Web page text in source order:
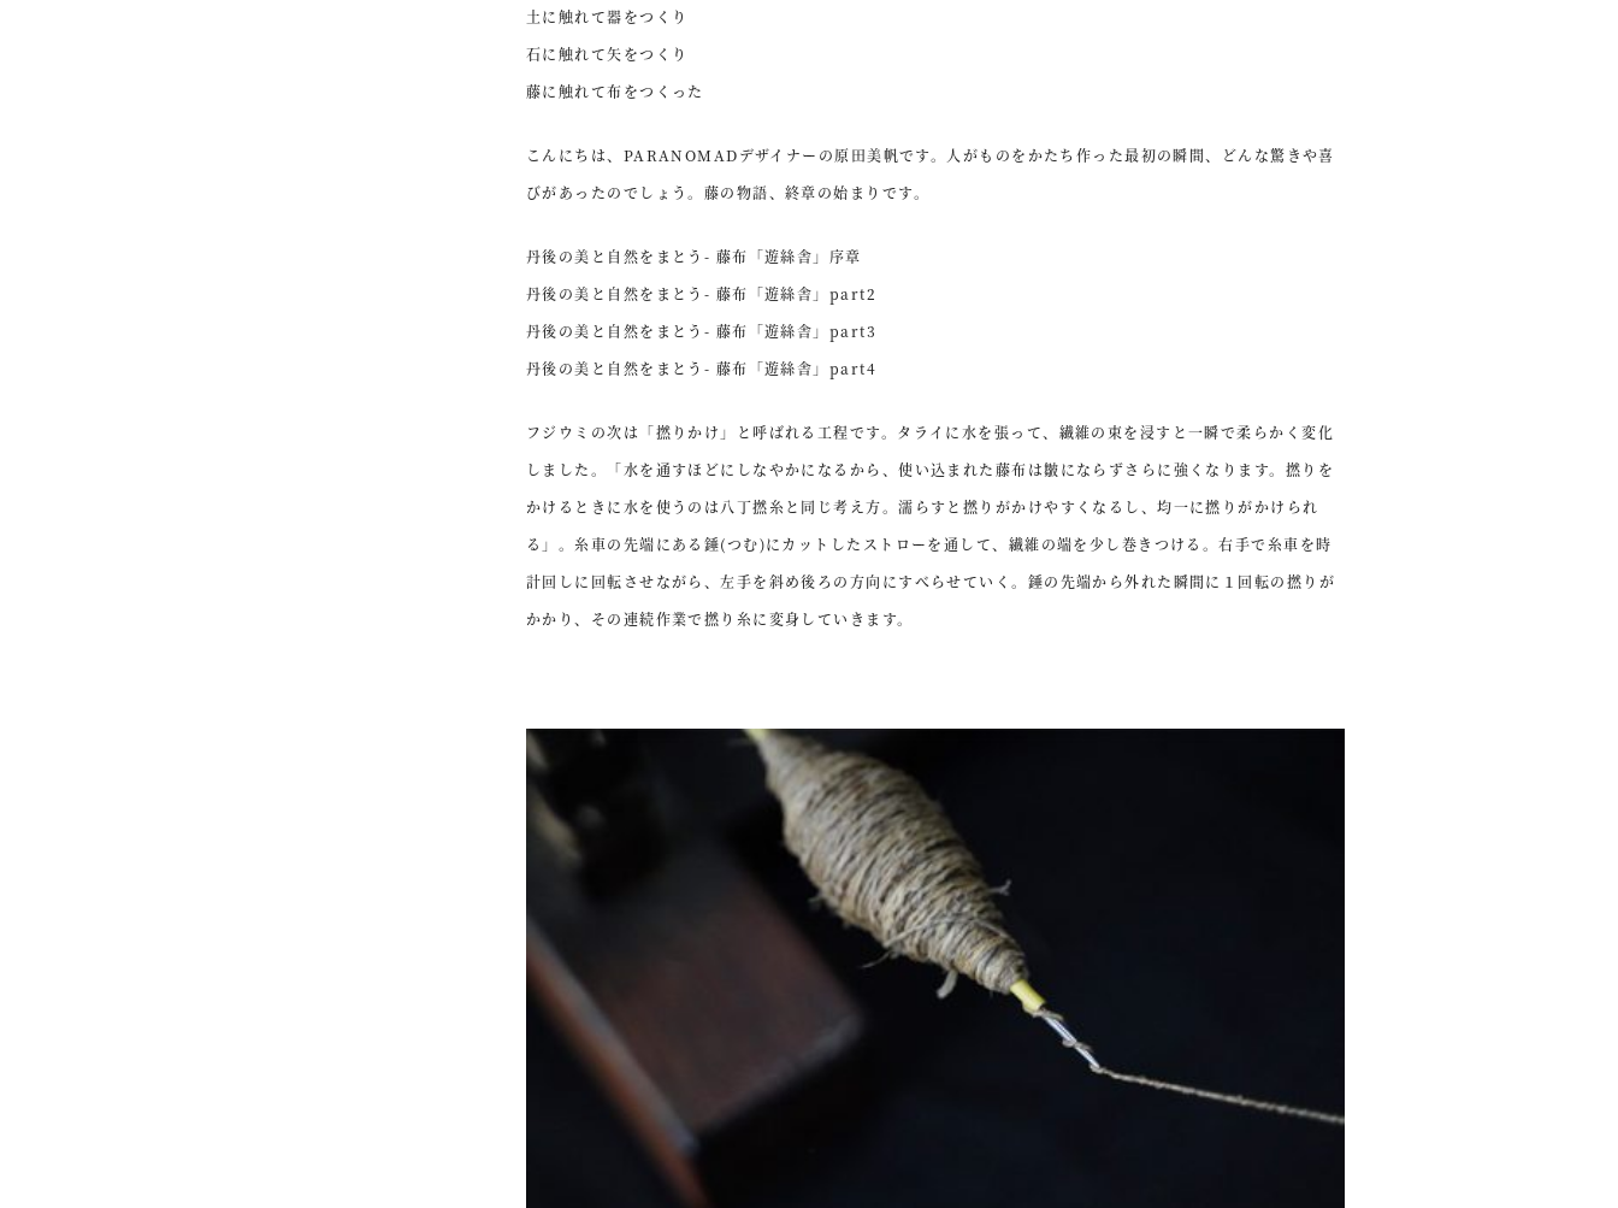
土に触れて器をつくり
石に触れて矢をつくり
藤に触れて布をつくった
こんにちは、PARANOMADデザイナーの原田美帆です。人がものをかたち作った最初の瞬間、どんな驚きや喜
びがあったのでしょう。藤の物語、終章の始まりです。
丹後の美と自然をまとう- 藤布「遊絲舎」序章
丹後の美と自然をまとう- 藤布「遊絲舎」part2
丹後の美と自然をまとう- 藤布「遊絲舎」part3
丹後の美と自然をまとう- 藤布「遊絲舎」part4
フジウミの次は「撚りかけ」と呼ばれる工程です。タライに水を張って、繊維の束を浸すと一瞬で柔らかく変化
しました。「水を通すほどにしなやかになるから、使い込まれた藤布は皺にならずさらに強くなります。撚りを
かけるときに水を使うのは八丁撚糸と同じ考え方。濡らすと撚りがかけやすくなるし、均一に撚りがかけられ
る」。糸車の先端にある錘(つむ)にカットしたストローを通して、繊維の端を少し巻きつける。右手で糸車を時
計回しに回転させながら、左手を斜め後ろの方向にすべらせていく。錘の先端から外れた瞬間に１回転の撚りが
かかり、その連続作業で撚り糸に変身していきます。